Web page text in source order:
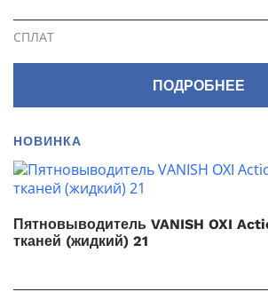
СПЛАТ
ПОДРОБНЕЕ
НОВИНКА
Пятновыводитель VANISH OXI
тканей (жидкий) 21